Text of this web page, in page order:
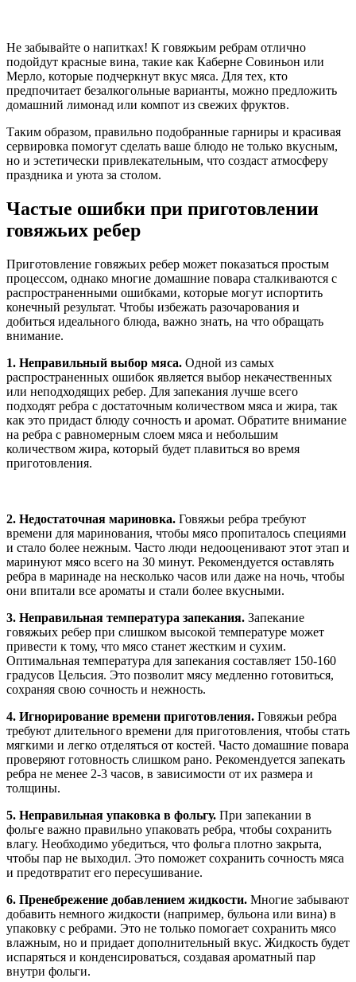
Не забывайте о напитках! К говяжьим ребрам отлично
подойдут красные вина, такие как Каберне Совиньон или
Мерло, которые подчеркнут вкус мяса. Для тех, кто
предпочитает безалкогольные варианты, можно предложить
домашний лимонад или компот из свежих фруктов.
Таким образом, правильно подобранные гарниры и красивая
сервировка помогут сделать ваше блюдо не только вкусным,
но и эстетически привлекательным, что создаст атмосферу
праздника и уюта за столом.
Частые ошибки при приготовлении
говяжьих ребер
Приготовление говяжьих ребер может показаться простым
процессом, однако многие домашние повара сталкиваются с
распространенными ошибками, которые могут испортить
конечный результат. Чтобы избежать разочарования и
добиться идеального блюда, важно знать, на что обращать
внимание.
1. Неправильный выбор мяса. Одной из самых
распространенных ошибок является выбор некачественных
или неподходящих ребер. Для запекания лучше всего
подходят ребра с достаточным количеством мяса и жира, так
как это придаст блюду сочность и аромат. Обратите внимание
на ребра с равномерным слоем мяса и небольшим
количеством жира, который будет плавиться во время
приготовления.
2. Недостаточная мариновка. Говяжьи ребра требуют
времени для маринования, чтобы мясо пропиталось специями
и стало более нежным. Часто люди недооценивают этот этап и
маринуют мясо всего на 30 минут. Рекомендуется оставлять
ребра в маринаде на несколько часов или даже на ночь, чтобы
они впитали все ароматы и стали более вкусными.
3. Неправильная температура запекания. Запекание
говяжьих ребер при слишком высокой температуре может
привести к тому, что мясо станет жестким и сухим.
Оптимальная температура для запекания составляет 150-160
градусов Цельсия. Это позволит мясу медленно готовиться,
сохраняя свою сочность и нежность.
4. Игнорирование времени приготовления. Говяжьи ребра
требуют длительного времени для приготовления, чтобы стать
мягкими и легко отделяться от костей. Часто домашние повара
проверяют готовность слишком рано. Рекомендуется запекать
ребра не менее 2-3 часов, в зависимости от их размера и
толщины.
5. Неправильная упаковка в фольгу. При запекании в
фольге важно правильно упаковать ребра, чтобы сохранить
влагу. Необходимо убедиться, что фольга плотно закрыта,
чтобы пар не выходил. Это поможет сохранить сочность мяса
и предотвратит его пересушивание.
6. Пренебрежение добавлением жидкости. Многие забывают
добавить немного жидкости (например, бульона или вина) в
упаковку с ребрами. Это не только помогает сохранить мясо
влажным, но и придает дополнительный вкус. Жидкость будет
испаряться и конденсироваться, создавая ароматный пар
внутри фольги.